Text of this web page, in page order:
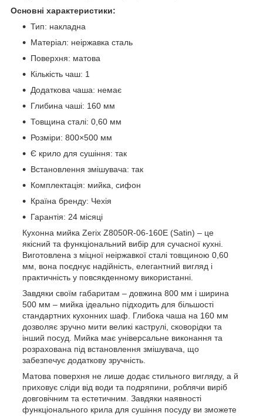
Основні характеристики:
Тип: накладна
Матеріал: неіржавка сталь
Поверхня: матова
Кількість чаш: 1
Додаткова чаша: немає
Глибина чаші: 160 мм
Товщина сталі: 0,60 мм
Розміри: 800×500 мм
Є крило для сушіння: так
Встановлення змішувача: так
Комплектація: мийка, сифон
Країна бренду: Чехія
Гарантія: 24 місяці
Кухонна мийка Zerix Z8050R-06-160E (Satin) – це
якісний та функціональний вибір для сучасної кухні.
Виготовлена з міцної неіржавкої сталі товщиною 0,60
мм, вона поєднує надійність, елегантний вигляд і
практичність у повсякденному використанні.
Завдяки своїм габаритам – довжина 800 мм і ширина
500 мм – мийка ідеально підходить для більшості
стандартних кухонних шаф. Глибока чаша на 160 мм
дозволяє зручно мити великі каструлі, сковорідки та
інший посуд. Мийка має універсальне виконання та
розрахована під встановлення змішувача, що
забезпечує додаткову зручність.
Матова поверхня не лише додає стильного вигляду, а й
приховує сліди від води та подряпини, роблячи виріб
довговічним та естетичним. Завдяки наявності
функціонального крила для сушіння посуду ви зможете